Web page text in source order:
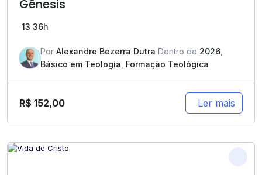
Gênesis
13 36h
Por Alexandre Bezerra Dutra Dentro de 2026,
Básico em Teologia, Formação Teológica
R$ 152,00 Ler mais